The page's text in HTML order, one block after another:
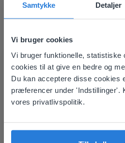
Samtykke Detaljer
Vi bruger cookies
Vi bruger funktionelle, statistiske
cookies til at give en bedre og
Du kan acceptere disse cookies
præferencer under 'Indstillinger'.
vores privatlivspolitik.
Opdag
Værktøj
This website
your location
Based on your location, we
prefer to visit our English
English